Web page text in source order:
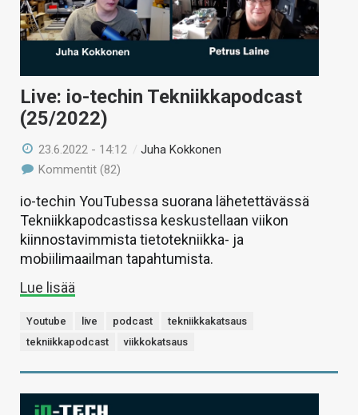
Live: io-techin Tekniikkapodcast
(25/2022)
23.6.2022 - 14:12 /Juha Kokkonen
Kommentit (82)
io-techin YouTubessa suorana lähetettävässä
Tekniikkapodcastissa keskustellaan viikon
kiinnostavimmista tietotekniikka- ja
mobiilimaailman tapahtumista.
Lue lisää
Youtube live podcast
tekniikkakatsaus
tekniikkapodcast
viikkokatsaus